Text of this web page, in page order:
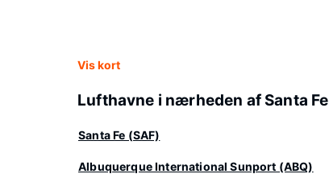
Vis kort
Lufthavne i nærheden af Santa Fe
Santa Fe (SAF)
Albuquerque International Sunport (ABQ)